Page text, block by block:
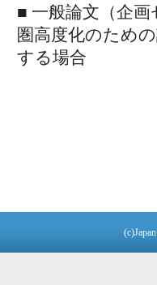
■ 一般論文（企
圏高度化のため
する場合